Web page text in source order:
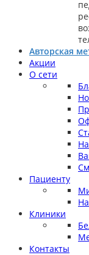
Авторская
Акции
О сети
Пациенту
Клиники
Контакты